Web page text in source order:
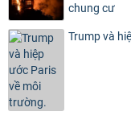
chung cư
Trump và